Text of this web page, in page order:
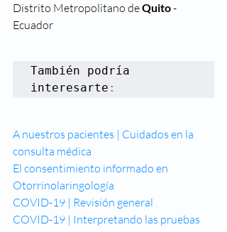
Distrito Metropolitano de Quito -
Ecuador
También podría
interesarte :
A nuestros pacientes | Cuidados en la
consulta médica
El consentimiento informado en
Otorrinolaringología
COVID-19 | Revisión general
COVID-19 | Interpretando las pruebas